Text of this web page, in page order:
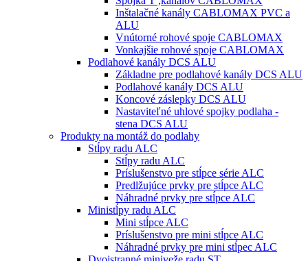
Inštalačné kanály CABLOMAX PVC a
ALU
Vnútorné rohové spoje CABLOMAX
Vonkajšie rohové spoje CABLOMAX
Podlahové kanály DCS ALU
Základne pre podlahové kanály DCS ALU
Podlahové kanály DCS ALU
Koncové záslepky DCS ALU
Nastaviteľné uhlové spojky podlaha -
stena DCS ALU
Produkty na montáž do podlahy
Stĺpy radu ALC
Stĺpy radu ALC
Príslušenstvo pre stĺpce série ALC
Predlžujúce prvky pre stĺpce ALC
Náhradné prvky pre stĺpce ALC
Ministĺpy radu ALC
Mini stĺpce ALC
Príslušenstvo pre mini stĺpce ALC
Náhradné prvky pre mini stĺpec ALC